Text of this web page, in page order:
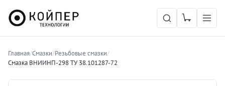
Главная/Смазки/Резьбовые смазки/
Смазка ВНИИНП-298 ТУ 38.101287-72